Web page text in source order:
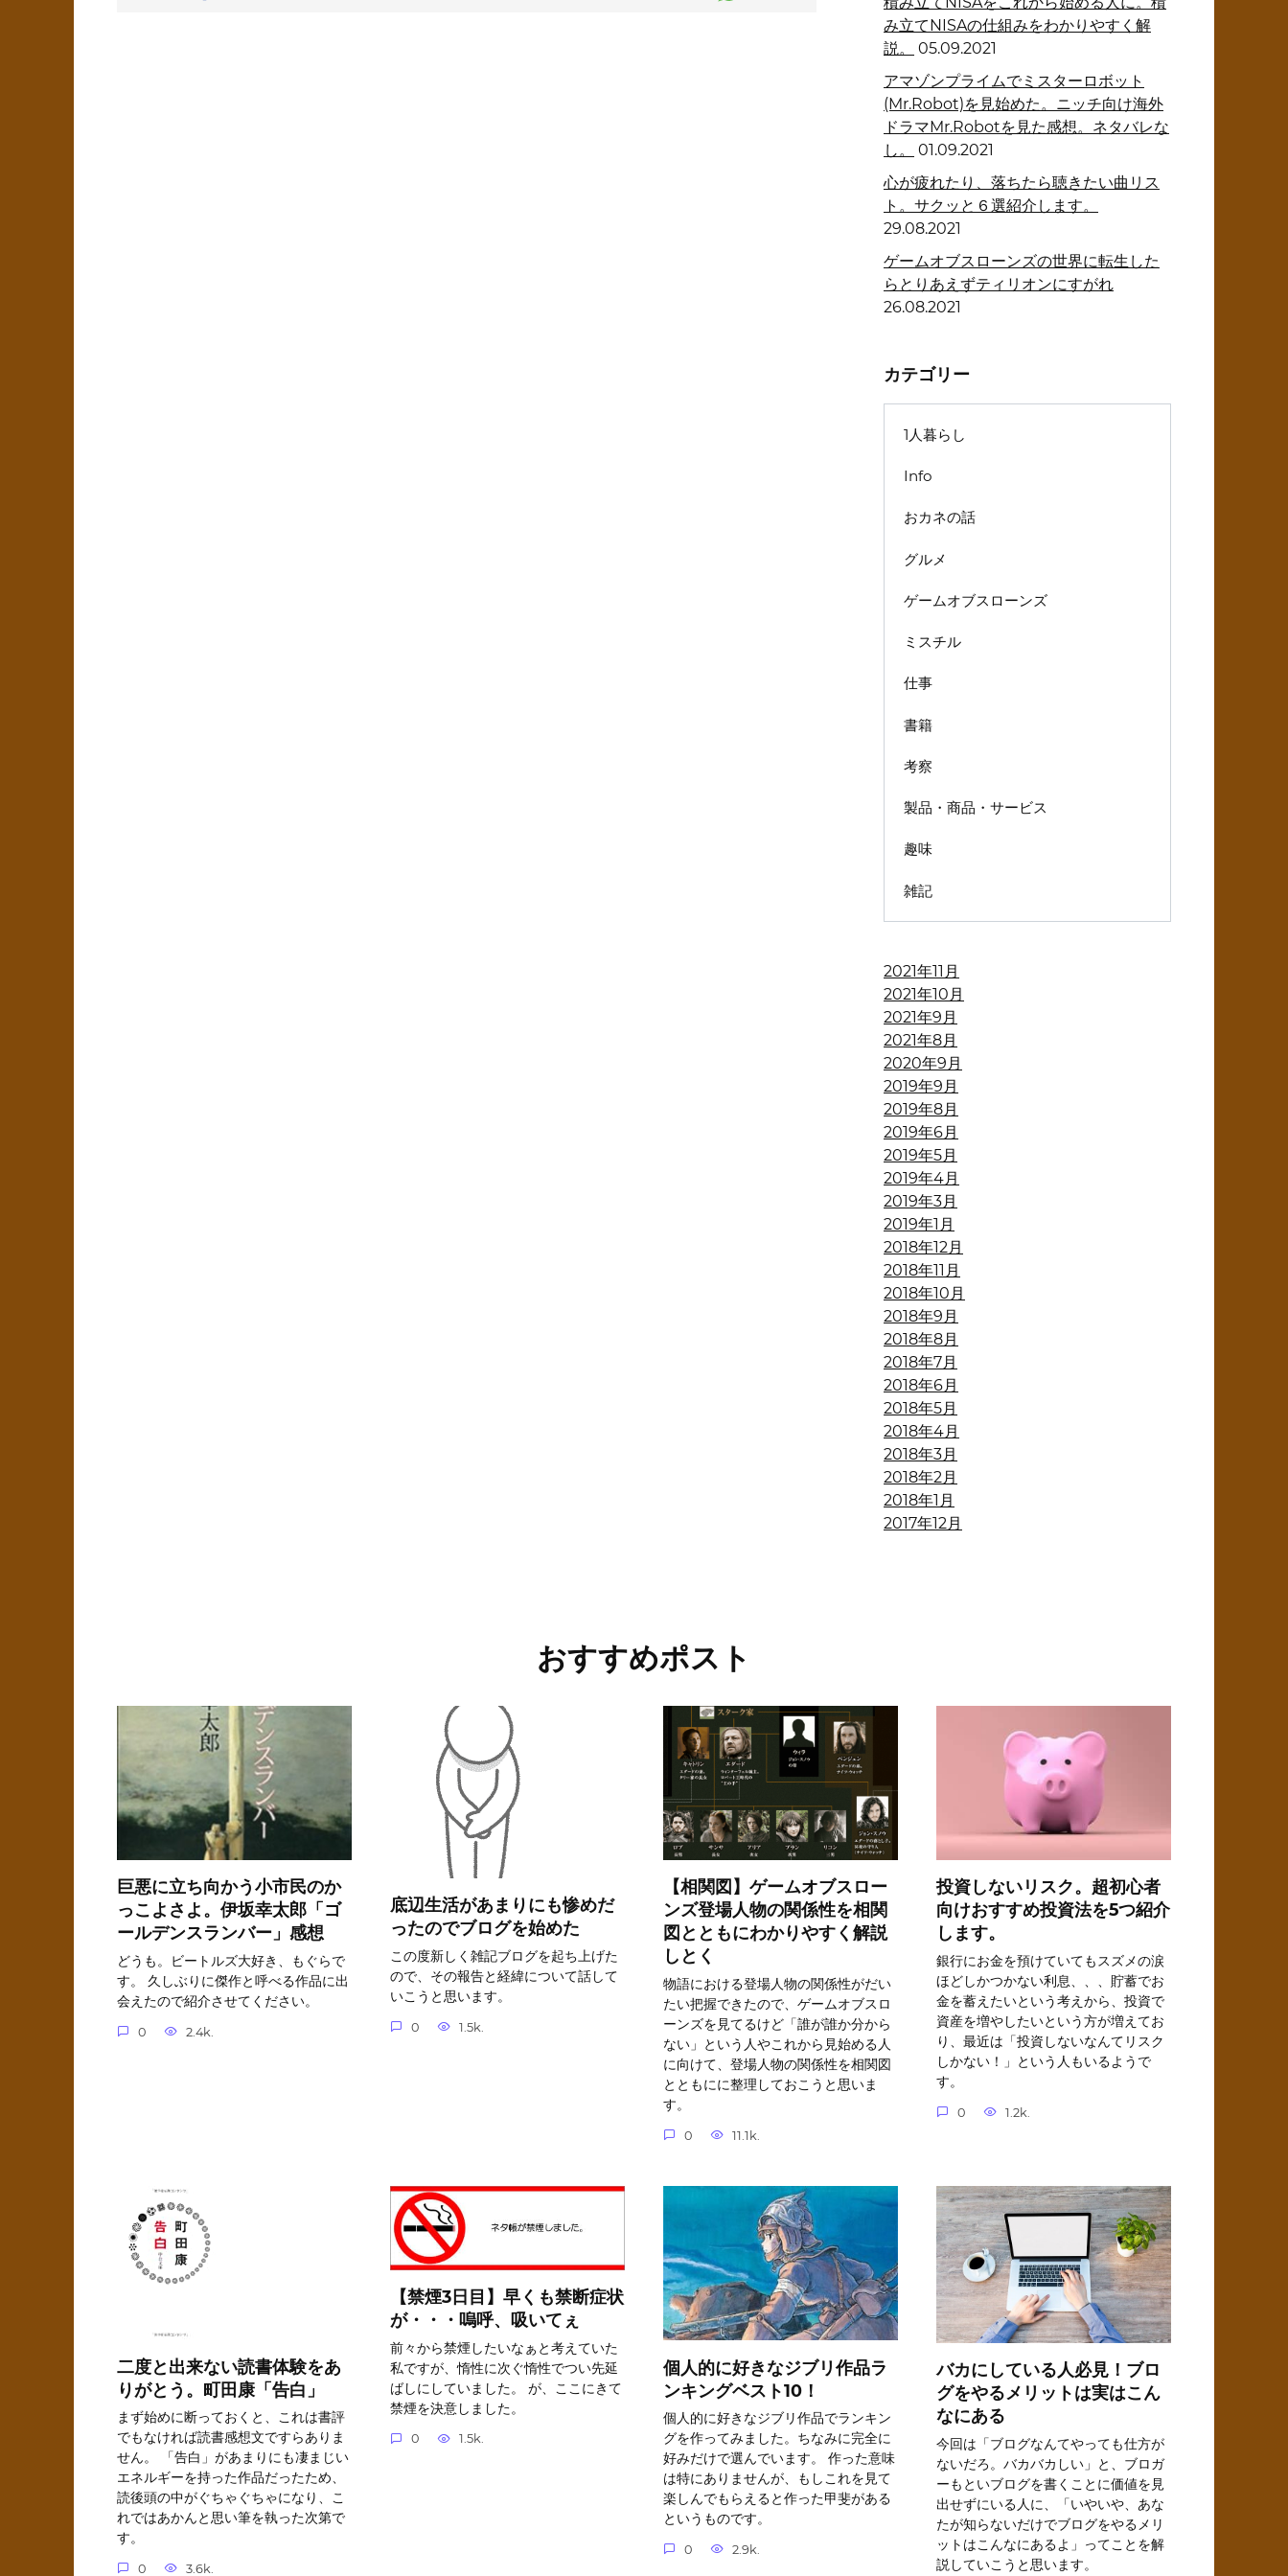
み立てNISAの仕組みをわかりやすく解
説。
05.09.2021
アマゾンプライムでミスターロボット
(Mr.Robot)を見始めた。ニッチ向け海外
ドラマMr.Robotを見た感想。ネタバレな
し。
01.09.2021
心が疲れたり、落ちたら聴きたい曲リス
ト。サクッと６選紹介します。
29.08.2021
ゲームオブスローンズの世界に転生した
らとりあえずティリオンにすがれ
26.08.2021
カテゴリー
1人暮らし
Info
おカネの話
グルメ
ゲームオブスローンズ
ミスチル
仕事
書籍
考察
製品・商品・サービス
趣味
雑記
2021年11月
2021年10月
2021年9月
2021年8月
2020年9月
2019年9月
2019年8月
2019年6月
2019年5月
2019年4月
2019年3月
2019年1月
2018年12月
2018年11月
2018年10月
2018年9月
2018年8月
2018年7月
2018年6月
2018年5月
2018年4月
2018年3月
2018年2月
2018年1月
2017年12月
おすすめポスト
巨悪に立ち向かう小市民のか
っこよさよ。伊坂幸太郎「ゴ
ールデンスランバー」感想
どうも。ビートルズ大好き、もぐらで
す。 久しぶりに傑作と呼べる作品に出
会えたので紹介させてください。
0 2.4k.
底辺生活があまりにも惨めだ
ったのでブログを始めた
この度新しく雑記ブログを起ち上げた
ので、その報告と経緯について話して
いこうと思います。
0 1.5k.
【相関図】ゲームオブスロー
ンズ登場人物の関係性を相関
図とともにわかりやすく解説
しとく
物語における登場人物の関係性がだい
たい把握できたので、ゲームオブスロ
ーンズを見てるけど「誰が誰か分から
ない」という人やこれから見始める人
に向けて、登場人物の関係性を相関図
とともにに整理しておこうと思いま
す。
0 11.1k.
投資しないリスク。超初心者
向けおすすめ投資法を5つ紹介
します。
銀行にお金を預けていてもスズメの涙
ほどしかつかない利息、、、貯蓄でお
金を蓄えたいという考えから、投資で
資産を増やしたいという方が増えてお
り、最近は「投資しないなんてリスク
しかない！」という人もいるようで
す。
0 1.2k.
二度と出来ない読書体験をあ
りがとう。町田康「告白」
まず始めに断っておくと、これは書評
でもなければ読書感想文ですらありま
せん。 「告白」があまりにも凄まじい
エネルギーを持った作品だったため、
読後頭の中がぐちゃぐちゃになり、こ
れではあかんと思い筆を執った次第で
す。
0 3.6k.
【禁煙3日目】早くも禁断症状
が・・・嗚呼、吸いてぇ
前々から禁煙したいなぁと考えていた
私ですが、惰性に次ぐ惰性でつい先延
ばしにしていました。 が、ここにきて
禁煙を決意しました。
0 1.5k.
個人的に好きなジブリ作品ラ
ンキングベスト10！
個人的に好きなジブリ作品でランキン
グを作ってみました。ちなみに完全に
好みだけで選んでいます。 作った意味
は特にありませんが、もしこれを見て
楽しんでもらえると作った甲斐がある
というものです。
0 2.9k.
バカにしている人必見！ブロ
グをやるメリットは実はこん
なにある
今回は「ブログなんてやっても仕方が
ないだろ。バカバカしい」と、ブロガ
ーもといブログを書くことに価値を見
出せずにいる人に、「いやいや、あな
たが知らないだけでブログをやるメリ
ットはこんなにあるよ」ってことを解
説していこうと思います。